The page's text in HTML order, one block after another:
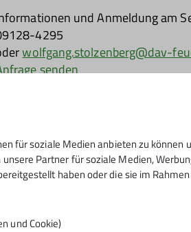
Sektionsabenden. Jeweils am
die dann
und Anmeldung am
4295
wolfgang.stolzenberg@dav-
senden
für soziale Medien anbieten zu
Partner für soziale Medien,
haben oder die sie im
und Cookie)